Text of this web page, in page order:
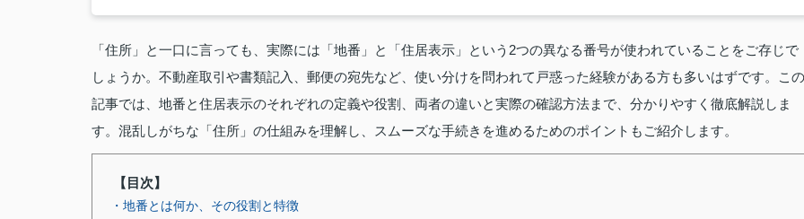
「住所」と一口に言っても、実際には「地番」と「住居表示」という2つの異なる番号が使われていることをご存じで
しょうか。不動産取引や書類記入、郵便の宛先など、使い分けを問われて戸惑った経験がある方も多いはずです。この
記事では、地番と住居表示のそれぞれの定義や役割、両者の違いと実際の確認方法まで、分かりやすく徹底解説しま
す。混乱しがちな「住所」の仕組みを理解し、スムーズな手続きを進めるためのポイントもご紹介します。
【目次】
・地番とは何か、その役割と特徴